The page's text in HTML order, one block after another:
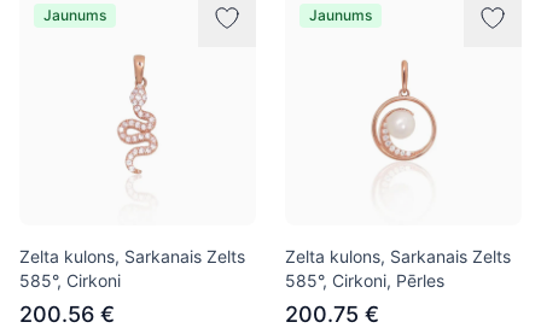
Jaunums
Zelta kulons, Sarkanais Zelts
585°, Cirkoni
200.56 €
Jaunums
Zelta kulons, Sarkanais Zelts
585°, Cirkoni, Pērles
200.75 €